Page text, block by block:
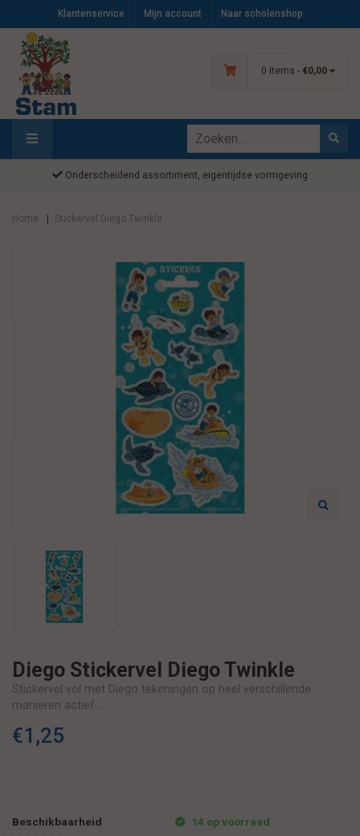
Klantenservice Mijn account Naar scholenshop
0 items - €0,00
Onderscheidend assortiment, eigentijdse vormgeving
Home Stickervel Diego Twinkle
Diego Stickervel Diego Twinkle
Stickervel vol met Diego tekeningen op heel verschillende
manieren actief......
€1,25
Beschikbaarheid 14 op voorraad